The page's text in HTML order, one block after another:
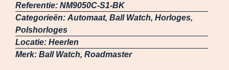
Referentie: NM9050C-S1-BK
Categorieën: Automaat, Ball Watch, Horloges,
Polshorloges
Locatie: Heerlen
Merk: Ball Watch, Roadmaster